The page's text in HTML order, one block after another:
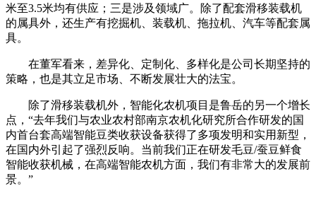
米至3.5米均有供应；三是涉及领域广。除了配套滑移装载机
的属具外，还生产有挖掘机、装载机、拖拉机、汽车等配套属
具。
在董军看来，差异化、定制化、多样化是公司长期坚持的
策略，也是其立足市场、不断发展壮大的法宝。
除了滑移装载机外，智能化农机项目是鲁岳的另一个增长
点，“去年我们与农业农村部南京农机化研究所合作研发的国
内首台套高端智能豆类收获设备获得了多项发明和实用新型，
在国内外引起了强烈反响。当前我们正在研发毛豆/蚕豆鲜食
智能收获机械，在高端智能农机方面，我们有非常大的发展前
景。”